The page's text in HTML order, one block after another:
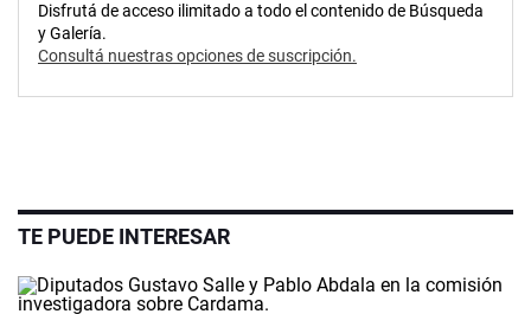
Disfrutá de acceso ilimitado a todo el contenido de Búsqueda
y Galería.
Consultá nuestras opciones de suscripción.
TE PUEDE INTERESAR